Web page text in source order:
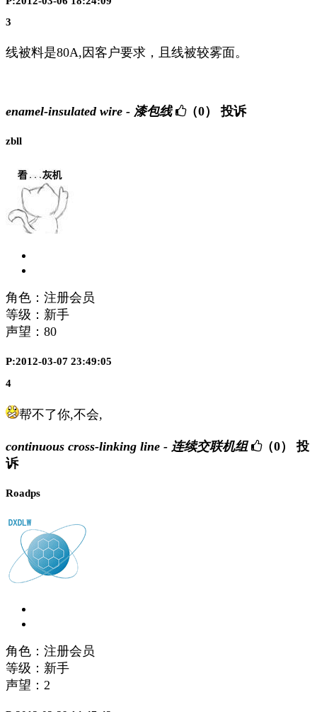
3
线被料是80A,因客户要求，且线被较雾面。
enamel-insulated wire - 漆包线 （0） 投诉
zbll
角色：注册会员
等级：新手
声望： 80
P:2012-03-07 23:49:05
4
帮不了你,不会,
continuous cross-linking line - 连续交联机组 （0）
投
诉
Roadps
角色：注册会员
等级：新手
声望： 2